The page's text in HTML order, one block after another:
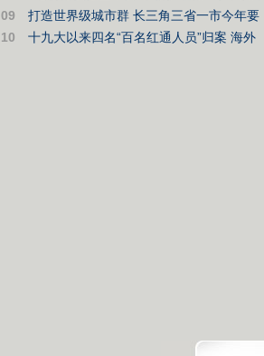
可达20天
09
打造世界级城市群 长三角三省一市今年要
干这些大事
10
十九大以来四名“百名红通人员”归案 海外